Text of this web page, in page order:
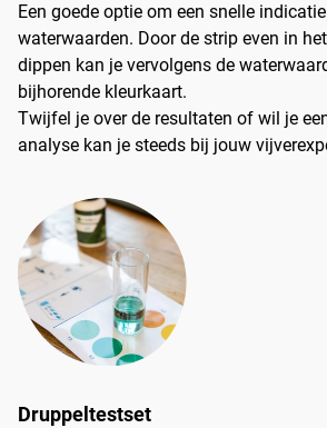
Een goede optie om een snelle
waterwaarden. Door de strip even in
dippen kan je vervolgens de
bijhorende kleurkaart.
Twijfel je over de resultaten of wil je
analyse kan je steeds bij jouw
Druppeltestset